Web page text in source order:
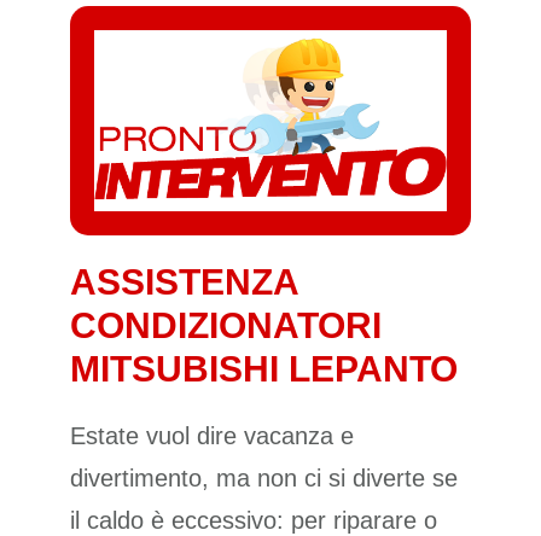
ASSISTENZA
CONDIZIONATORI
MITSUBISHI LEPANTO
Estate vuol dire vacanza e
divertimento, ma non ci si diverte se
il caldo è eccessivo: per riparare o